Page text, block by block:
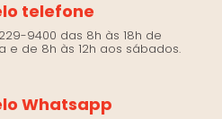
telefone
9400 das 8h às 18h de
e de 8h às 12h aos sábados.
Whatsapp